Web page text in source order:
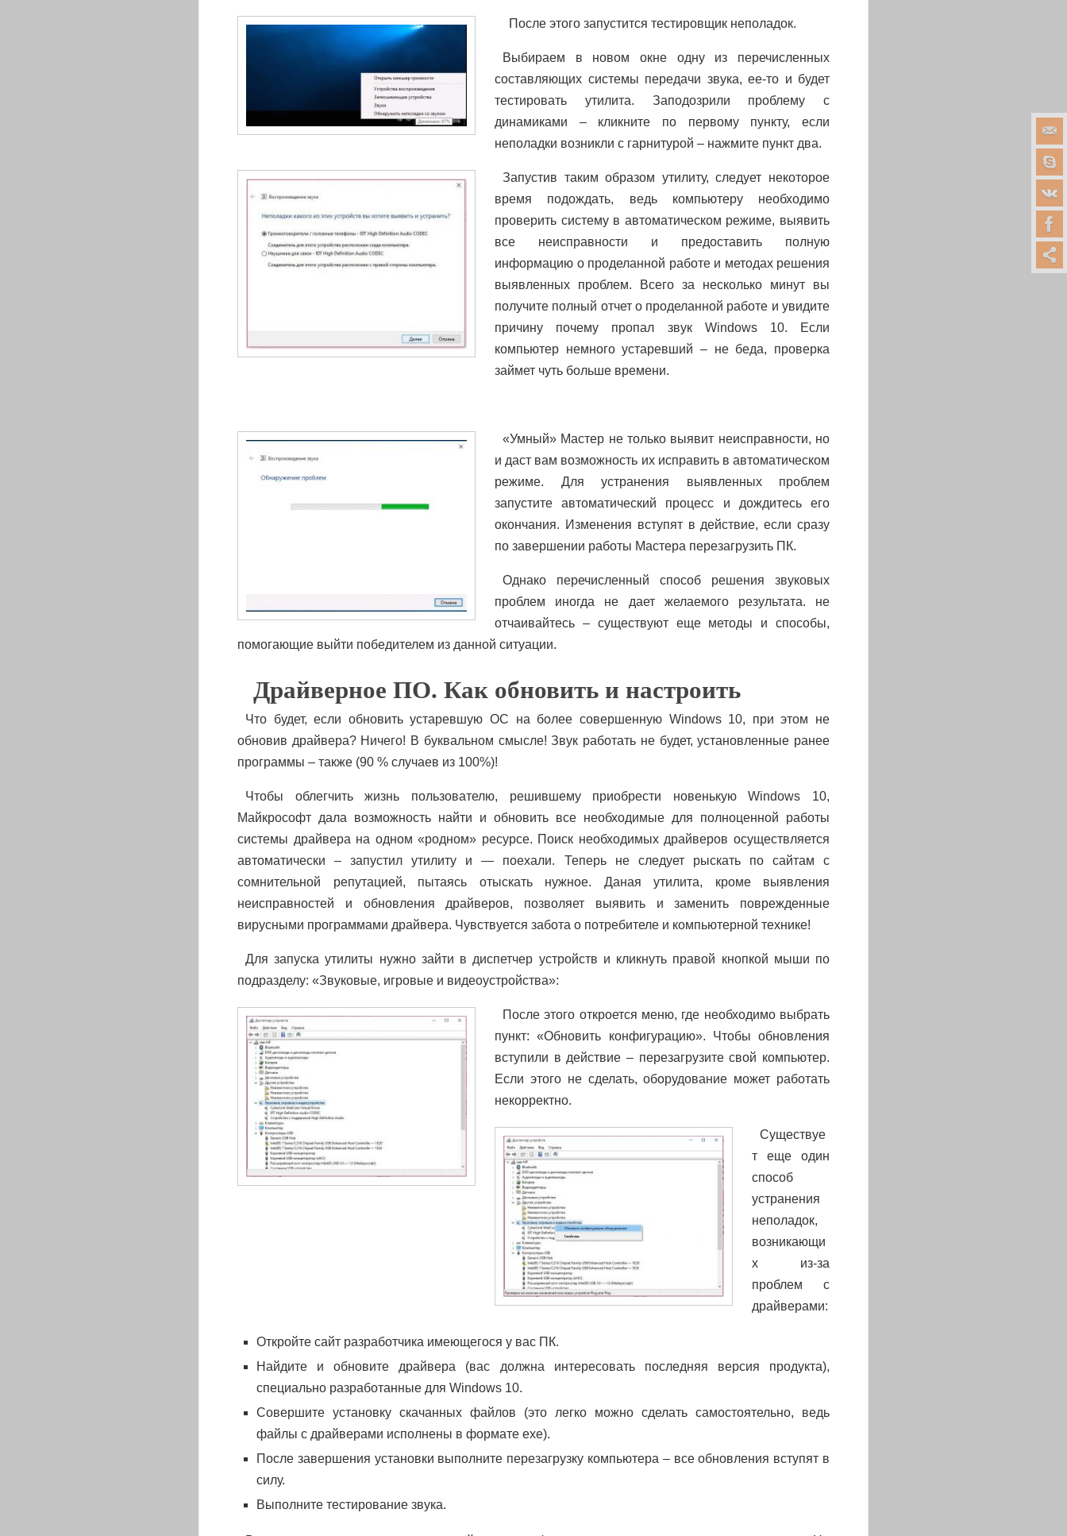
После этого запустится тестировщик неполадок.
Выбираем в новом окне одну из перечисленных
составляющих системы передачи звука, ее-то и будет
тестировать утилита. Заподозрили проблему с
динамиками – кликните по первому пункту, если
неполадки возникли с гарнитурой – нажмите пункт два.
Запустив таким образом утилиту, следует некоторое
время подождать, ведь компьютеру необходимо
проверить систему в автоматическом режиме, выявить
все неисправности и предоставить полную
информацию о проделанной работе и методах решения
выявленных проблем. Всего за несколько минут вы
получите полный отчет о проделанной работе и увидите
причину почему пропал звук Windows 10. Если
компьютер немного устаревший – не беда, проверка
займет чуть больше времени.
«Умный» Мастер не только выявит неисправности, но
и даст вам возможность их исправить в автоматическом
режиме. Для устранения выявленных проблем
запустите автоматический процесс и дождитесь его
окончания. Изменения вступят в действие, если сразу
по завершении работы Мастера перезагрузить ПК.
Однако перечисленный способ решения звуковых
проблем иногда не дает желаемого результата. не
отчаивайтесь – существуют еще методы и способы,
помогающие выйти победителем из данной ситуации.
Драйверное ПО. Как обновить и настроить
Что будет, если обновить устаревшую ОС на более совершенную Windows 10, при этом не
обновив драйвера? Ничего! В буквальном смысле! Звук работать не будет, установленные ранее
программы – также (90 % случаев из 100%)!
Чтобы облегчить жизнь пользователю, решившему приобрести новенькую Windows 10,
Майкрософт дала возможность найти и обновить все необходимые для полноценной работы
системы драйвера на одном «родном» ресурсе. Поиск необходимых драйверов осуществляется
автоматически – запустил утилиту и — поехали. Теперь не следует рыскать по сайтам с
сомнительной репутацией, пытаясь отыскать нужное. Даная утилита, кроме выявления
неисправностей и обновления драйверов, позволяет выявить и заменить поврежденные
вирусными программами драйвера. Чувствуется забота о потребителе и компьютерной технике!
Для запуска утилиты нужно зайти в диспетчер устройств и кликнуть правой кнопкой мыши по
подразделу: «Звуковые, игровые и видеоустройства»:
После этого откроется меню, где необходимо выбрать
пункт: «Обновить конфигурацию». Чтобы обновления
вступили в действие – перезагрузите свой компьютер.
Если этого не сделать, оборудование может работать
некорректно.
Существуе
т еще один
способ
устранения
неполадок,
возникающи
х из-за
проблем с
драйверами:
Откройте сайт разработчика имеющегося у вас ПК.
Найдите и обновите драйвера (вас должна интересовать последняя версия продукта),
специально разработанные для Windows 10.
Совершите установку скачанных файлов (это легко можно сделать самостоятельно, ведь
файлы с драйверами исполнены в формате ехе).
После завершения установки выполните перезагрузку компьютера – все обновления вступят в
силу.
Выполните тестирование звука.